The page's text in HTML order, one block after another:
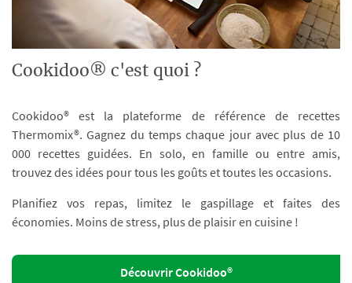
Cookidoo® c'est quoi ?
Cookidoo® est la plateforme de référence de recettes
Thermomix®. Gagnez du temps chaque jour avec plus de 10
000 recettes guidées. En solo, en famille ou entre amis,
trouvez des idées pour tous les goûts et toutes les occasions.
Planifiez vos repas, limitez le gaspillage et faites des
économies. Moins de stress, plus de plaisir en cuisine !
Découvrir Cookidoo®